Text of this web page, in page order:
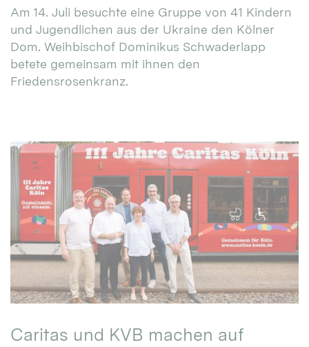
Am 14. Juli besuchte eine Gruppe von 41 Kindern
und Jugendlichen aus der Ukraine den Kölner
Dom. Weihbischof Dominikus Schwaderlapp
betete gemeinsam mit ihnen den
Friedensrosenkranz.
Caritas und KVB machen auf